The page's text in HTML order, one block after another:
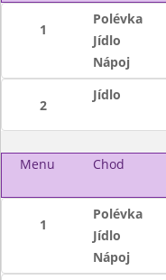
1
Polévka
Jídlo
Nápoj
2
Jídlo
Menu Chod
1
Polévka
Jídlo
Nápoj